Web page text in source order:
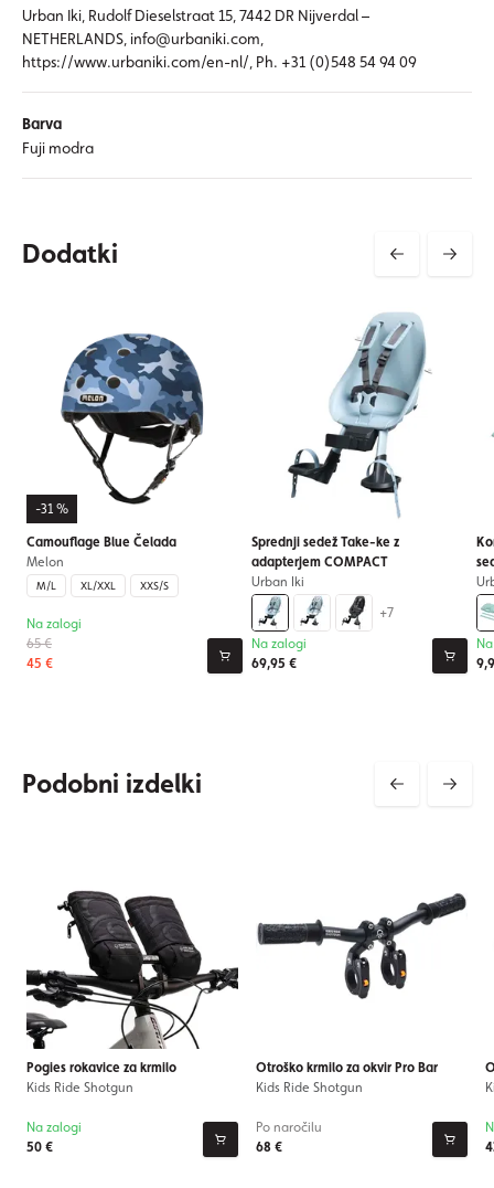
Urban Iki, Rudolf Dieselstraat 15, 7442 DR Nijverdal –
NETHERLANDS, info@urbaniki.com,
https://www.urbaniki.com/en-nl/, Ph. +31 (0)548 54 94 09
Barva
Fuji modra
Dodatki
-31 %
Camouflage Blue Čelada
Melon
M/L XL/XXL XXS/S
65 €
45 €
Na zalogi
Sprednji sedež Take-ke z
adapterjem COMPACT
Urban Iki
+7
69,95 €
Na zalogi
Podobni izdelki
Pogies rokavice za krmilo
Kids Ride Shotgun
50 €
Na zalogi
Otroško krmilo za okvir Pro Bar
Kids Ride Shotgun
68 €
Po naročilu